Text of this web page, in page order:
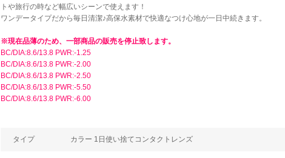
トや旅行の時など幅広いシーンで使えます！
ワンデータイプだから毎日清潔♪高保水素材で快適なつけ心地が一日中続きます。
※現在品薄のため、一部商品の販売を停止致します。
BC/DIA:8.6/13.8 PWR:-1.25
BC/DIA:8.6/13.8 PWR:-2.00
BC/DIA:8.6/13.8 PWR:-2.50
BC/DIA:8.6/13.8 PWR:-5.50
BC/DIA:8.6/13.8 PWR:-6.00
タイプ カラー 1日使い捨てコンタクトレンズ